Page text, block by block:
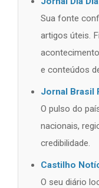
Sua fonte
artigos úteis.
e conteúdos
Jornal Brasil
O pulso do
nacionais,
credibilidade.
Castilho
O seu diário